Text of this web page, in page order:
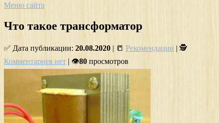
Меню сайта
Что такое трансформатор
✅ Дата публикации: 20.08.2020 | 📒 Рекомендации | 🕵
Комментариев нет | 👁80 просмотров